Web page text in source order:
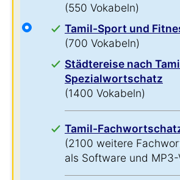
(550 Vokabeln)
Tamil-Sport und
(700 Vokabeln)
Städtereise nach
Spezialwortschatz
(1400 Vokabeln)
Tamil-
(2100 weitere
als Software und